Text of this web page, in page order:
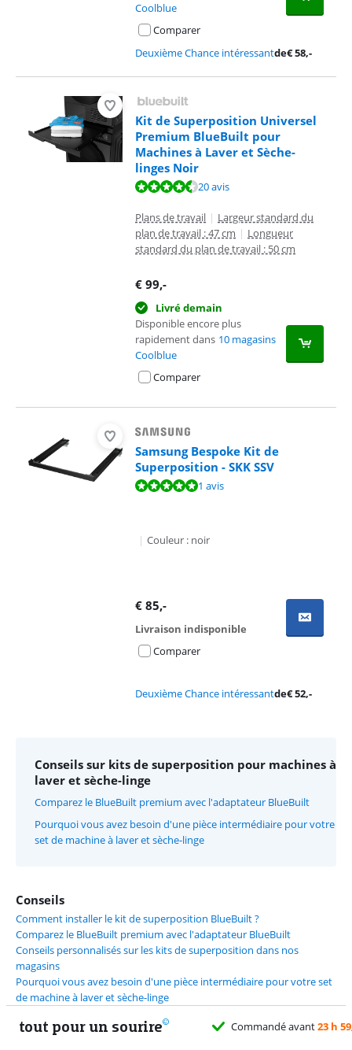
Coolblue
Comparer
Deuxième Chance intéressantde€58,-
Kit de Superposition Universel
Premium BlueBuilt pour
Machines à Laver et Sèche-
linges Noir
La note est de 8,7 sur 10, basée sur 20 avis.20 avis
Plans de travail | Largeur standard du
plan de travail : 47 cm | Longueur
standard du plan de travail : 50 cm
€ 99,-
Livré demain
Disponible encore plus
rapidement dans 10 magasins
Coolblue
Comparer
Samsung Bespoke Kit de
Superposition - SKK SSV
La note est de 10 sur 10, basée sur 1 avis.1 avis
| Couleur : noir
€ 85,-
Livraison indisponible
Comparer
Deuxième Chance intéressantde€52,-
Conseils sur kits de superposition pour machines à
laver et sèche-linge
Comparez le BlueBuilt premium avec l'adaptateur BlueBuilt
Pourquoi vous avez besoin d'une pièce intermédiaire pour votre
set de machine à laver et sèche-linge
Conseils
Comment installer le kit de superposition BlueBuilt ?
Comparez le BlueBuilt premium avec l'adaptateur BlueBuilt
Conseils personnalisés sur les kits de superposition dans nos
magasins
Pourquoi vous avez besoin d'une pièce intermédiaire pour votre set
de machine à laver et sèche-linge
tout pour un sourire
Commandé avant 23 h 59, livré demain gratuitement